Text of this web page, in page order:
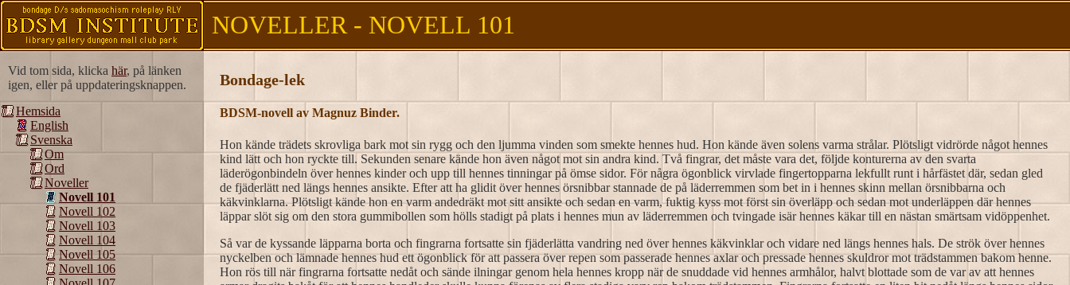
NOVELLER - NOVELL 101
Vid tom sida, klicka här, på länken
igen, eller på uppdateringsknappen.
Hemsida
English
Svenska
Om
Ord
Noveller
Novell 101
Novell 102
Novell 103
Novell 104
Novell 105
Novell 106
Bondage-lek
BDSM-novell av Magnuz Binder.
Hon kände trädets skrovliga bark mot sin rygg och den ljumma vinden som smekte hennes hud. Hon kände även solens varma strålar. Plötsligt vidrörde något hennes
kind lätt och hon ryckte till. Sekunden senare kände hon även något mot sin andra kind. Två fingrar, det måste vara det, följde konturerna av den svarta
läderögonbindeln över hennes kinder och upp till hennes tinningar på ömse sidor. För några ögonblick virvlade fingertopparna lekfullt runt i hårfästet där, sedan gled
de fjäderlätt ned längs hennes ansikte. Efter att ha glidit över hennes örsnibbar stannade de på läderremmen som bet in i hennes skinn mellan örsnibbarna och
käkvinklarna. Plötsligt kände hon en varm andedräkt mot sitt ansikte och sedan en varm, fuktig kyss mot först sin överläpp och sedan mot underläppen där hennes
läppar slöt sig om den stora gummibollen som hölls stadigt på plats i hennes mun av läderremmen och tvingade isär hennes käkar till en nästan smärtsam vidöppenhet.
Så var de kyssande läpparna borta och fingrarna fortsatte sin fjäderlätta vandring ned över hennes käkvinklar och vidare ned längs hennes hals. De strök över hennes
nyckelben och lämnade hennes hud ett ögonblick för att passera över repen som passerade hennes axlar och pressade hennes skuldror mot trädstammen bakom henne.
Hon rös till när fingrarna fortsatte nedåt och sände ilningar genom hela hennes kropp när de snuddade vid hennes armhålor, halvt blottade som de var av att hennes